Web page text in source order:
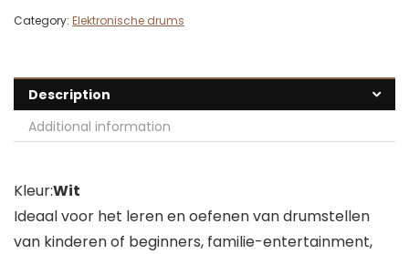
Category: Elektronische drums
Description
Additional information
Kleur:Wit
Ideaal voor het leren en oefenen van drumstellen
van kinderen of beginners, familie-entertainment,